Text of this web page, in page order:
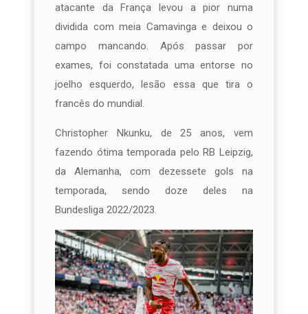
atacante da França levou a pior numa
dividida com meia Camavinga e deixou o
campo mancando. Após passar por
exames, foi constatada uma entorse no
joelho esquerdo, lesão essa que tira o
francês do mundial.
Christopher Nkunku, de 25 anos, vem
fazendo ótima temporada pelo RB Leipzig,
da Alemanha, com dezessete gols na
temporada, sendo doze deles na
Bundesliga 2022/2023.